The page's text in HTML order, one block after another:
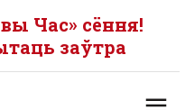
Час» сёння!
заўтра